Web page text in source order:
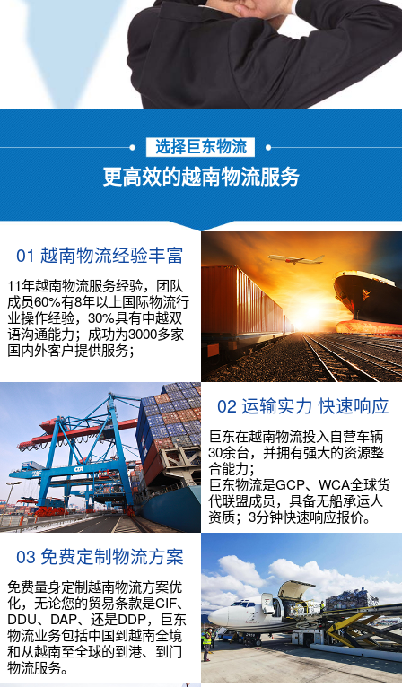
选择巨东物流
更高效的越南物流服务
01 越南物流经验丰富
11年越南物流服务经验，团队
成员60%有8年以上国际物流行
业操作经验，30%具有中越双
语沟通能力；成功为3000多家
国内外客户提供服务；
02 运输实力 快速响应
巨东在越南物流投入自营车辆
30余台，并拥有强大的资源整
合能力；
巨东物流是GCP、WCA全球货
代联盟成员，具备无船承运人
资质；3分钟快速响应报价。
03 免费定制物流方案
免费量身定制越南物流方案优
化，无论您的贸易条款是CIF、
DDU、DAP、还是DDP，巨东
物流业务包括中国到越南全境
和从越南至全球的到港、到门
物流服务。